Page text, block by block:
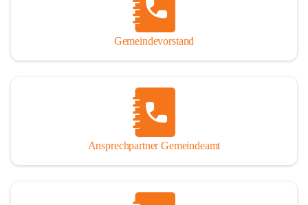
Gemeindevorstand
Ansprechpartner Gemeindeamt